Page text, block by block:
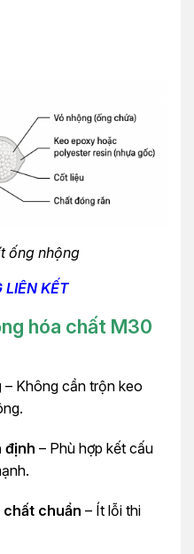
ống nhộng
LIÊN KẾT
hóa chất M30
– Không cần trộn keo
định – Phù hợp kết cấu
chất chuẩn – Ít lỗi thi